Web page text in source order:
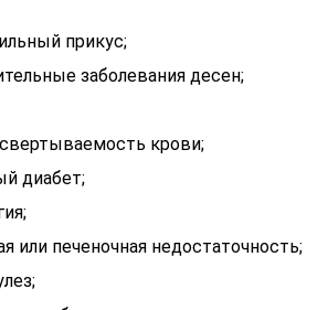
прикус;
заболевания десен;
крови;
диабет;
или печеночная недостаточность;